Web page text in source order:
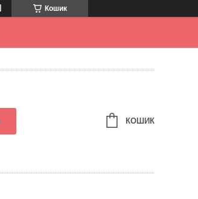
Кошик
КОШИК